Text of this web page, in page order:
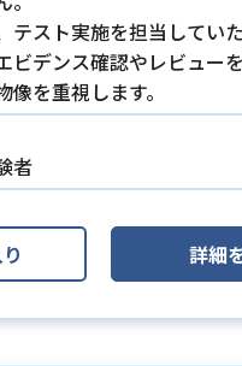
スト実施を担当していた
デンス確認やレビュー
を重視します。
者
詳細